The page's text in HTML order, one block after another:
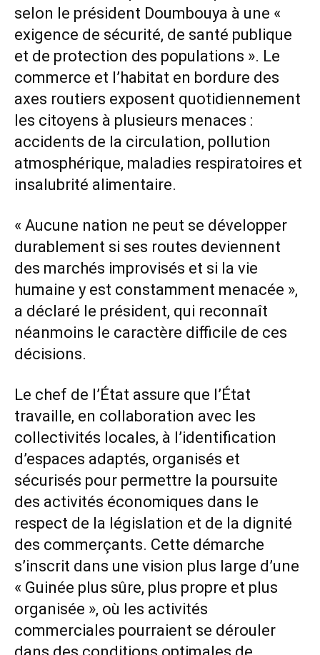
selon le président Doumbouya à une «
exigence de sécurité, de santé publique
et de protection des populations ». Le
commerce et l’habitat en bordure des
axes routiers exposent quotidiennement
les citoyens à plusieurs menaces :
accidents de la circulation, pollution
atmosphérique, maladies respiratoires et
insalubrité alimentaire.
« Aucune nation ne peut se développer
durablement si ses routes deviennent
des marchés improvisés et si la vie
humaine y est constamment menacée »,
a déclaré le président, qui reconnaît
néanmoins le caractère difficile de ces
décisions.
Le chef de l’État assure que l’État
travaille, en collaboration avec les
collectivités locales, à l’identification
d’espaces adaptés, organisés et
sécurisés pour permettre la poursuite
des activités économiques dans le
respect de la législation et de la dignité
des commerçants. Cette démarche
s’inscrit dans une vision plus large d’une
« Guinée plus sûre, plus propre et plus
organisée », où les activités
commerciales pourraient se dérouler